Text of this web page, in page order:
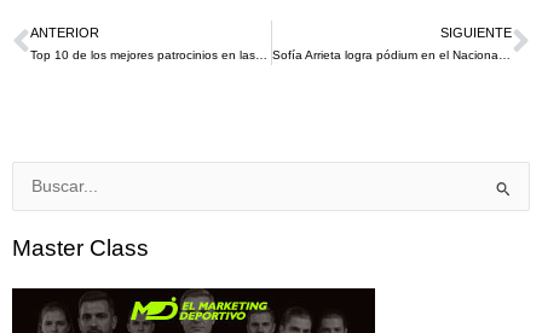
Ant
ANTERIOR SIGUIENTE
Buscar
Master Class